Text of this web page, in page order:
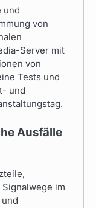
und
von
Server mit
von
Tests und
und
Ausfälle
im